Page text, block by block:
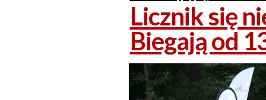
Licznik się
Biegają od